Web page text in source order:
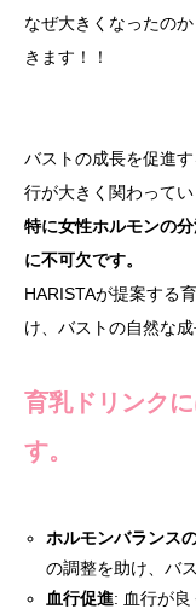
なぜ大きくなったの
きます！！
バストの成長を促進
行が大きく関わってい
特に女性ホルモンの
に不可欠です。
HARISTAが提案する
け、バストの自然な
育乳ドリンク
す。
ホルモンバランス
の調整を助け、バ
血行促進: 血行が